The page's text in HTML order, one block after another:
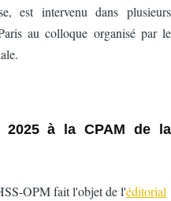
est intervenu dans plusieurs
au colloque organisé par le
2025 à la CPAM de la
OPM fait l'objet de l'éditorial